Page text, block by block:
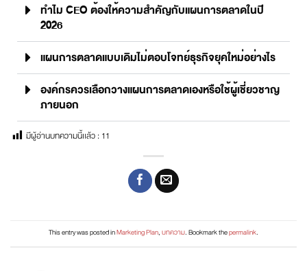
ทำไม CEO ต้องให้ความสำคัญกับแผนการตลาดในปี
2026
แผนการตลาดแบบเดิมไม่ตอบโจทย์ธุรกิจยุคใหม่อย่างไร
องค์กรควรเลือกวางแผนการตลาดเองหรือใช้ผู้เชี่ยวชาญ
ภายนอก
มีผู้อ่านบทความนี้เเล้ว :11
This entry was posted inMarketing Plan,บทความ. Bookmark thepermalink.